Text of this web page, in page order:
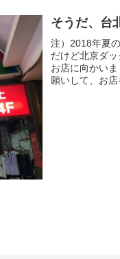
そうだ、
注）2018年夏
だけど北京ダ
お店に向かい
願いして、お